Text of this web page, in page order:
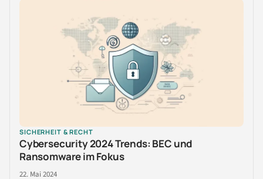
SICHERHEIT & RECHT
Cybersecurity 2024 Trends: BEC und
Ransomware im Fokus
22. Mai 2024